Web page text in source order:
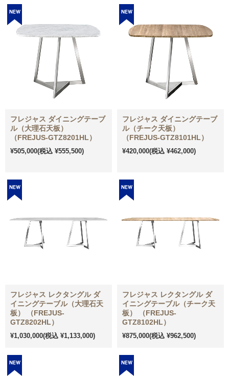
フレジャス ダイニングテーブ
ル（大理石天板）
（FREJUS-GTZ8201HL）
¥505,000(税込 ¥555,500)
フレジャス ダイニングテーブ
ル（チーク天板）
（FREJUS-GTZ8101HL）
¥420,000(税込 ¥462,000)
フレジャス レクタングル ダ
イニングテーブル（大理石天
板） （FREJUS-
GTZ8202HL）
¥1,030,000(税込 ¥1,133,000)
フレジャス レクタングル ダ
イニングテーブル（チーク天
板） （FREJUS-
GTZ8102HL）
¥875,000(税込 ¥962,500)